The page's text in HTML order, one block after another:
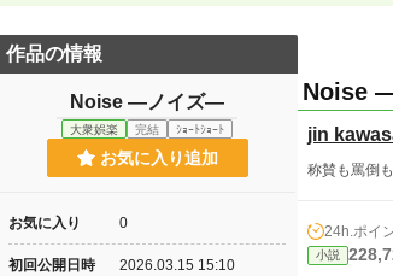
Noise
jin
称賛も罵倒
24h.ポイ
小説
作品の情報
Noise —ノイズ—
大衆娯楽 完結 ｼｮｰﾄｼｮｰﾄ
お気に入り追加
お気に入り 0
初回公開日時 2026.03.15 15:10